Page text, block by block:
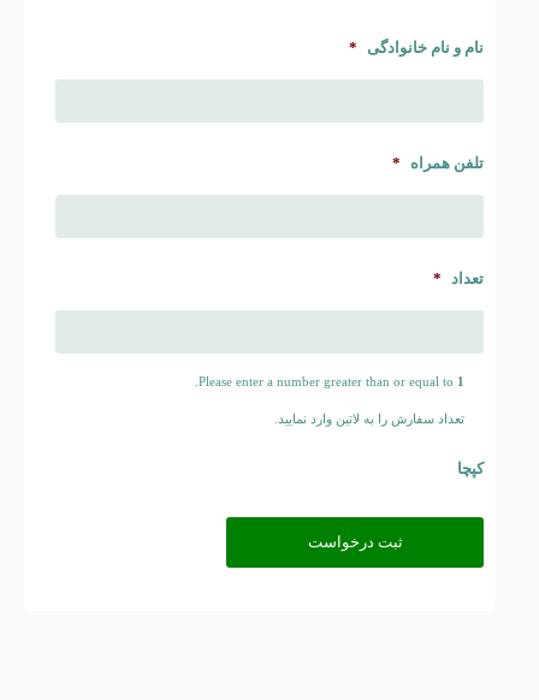
نام و نام خانوادگی *
تلفن همراه *
تعداد *
Please enter a number greater than or equal to
.
تعداد سفارش را به لاتین وارد نمایید.